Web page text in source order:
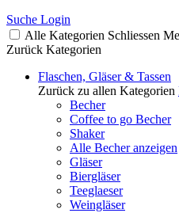
Suche Login
Alle Kategorien Schliessen
Zurück Kategorien
Flaschen, Gläser & Tassen
Zurück zu allen Kategorien
Becher
Coffee to go Becher
Shaker
Alle Becher anzeigen
Gläser
Biergläser
Teeglaeser
Weingläser